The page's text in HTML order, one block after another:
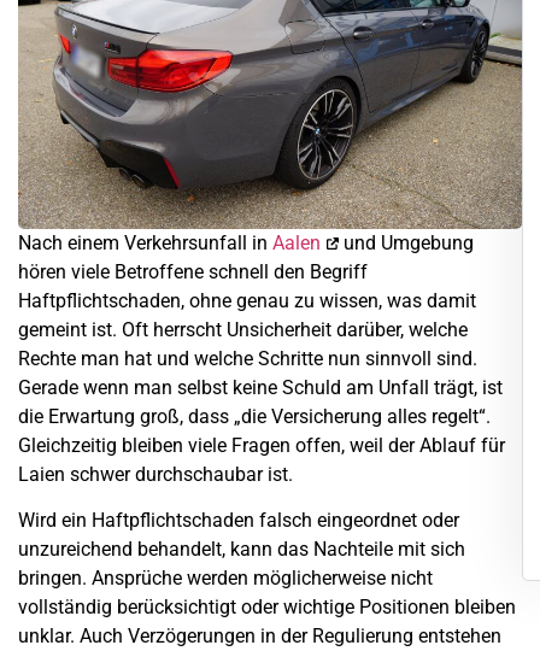
Nach einem Verkehrsunfall in Aalen
und Umgebung
hören viele Betroffene schnell den Begriff
Haftpflichtschaden, ohne genau zu wissen, was damit
gemeint ist. Oft herrscht Unsicherheit darüber, welche
Rechte man hat und welche Schritte nun sinnvoll sind.
Gerade wenn man selbst keine Schuld am Unfall trägt, ist
die Erwartung groß, dass „die Versicherung alles regelt“.
Gleichzeitig bleiben viele Fragen offen, weil der Ablauf für
Laien schwer durchschaubar ist.
Wird ein Haftpflichtschaden falsch eingeordnet oder
unzureichend behandelt, kann das Nachteile mit sich
bringen. Ansprüche werden möglicherweise nicht
vollständig berücksichtigt oder wichtige Positionen bleiben
unklar. Auch Verzögerungen in der Regulierung entstehen